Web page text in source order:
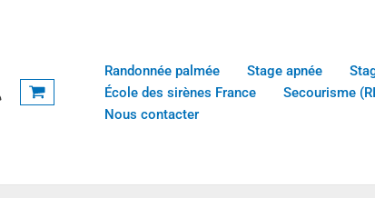
Randonnée palmée Stage apnée
École des sirènes France
Secourisme
Nous contacter